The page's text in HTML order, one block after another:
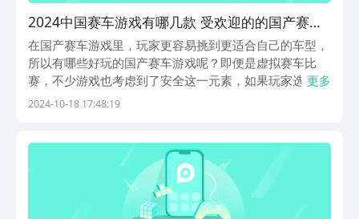
2024中国赛车游戏有哪几款 受欢迎的的国产赛车
游戏合辑
在国产赛车游戏里，玩家更容易挑到更适合自己的车型，
所以有哪些好玩的国产赛车游戏呢？即便是虚拟赛车比
赛，不少游戏也考虑到了安全这一元素，如果玩家选择都
市类的赛车跑道则需要注意交通规则。而在一些场地比较
集...
更多
2024-10-18 17:48:19